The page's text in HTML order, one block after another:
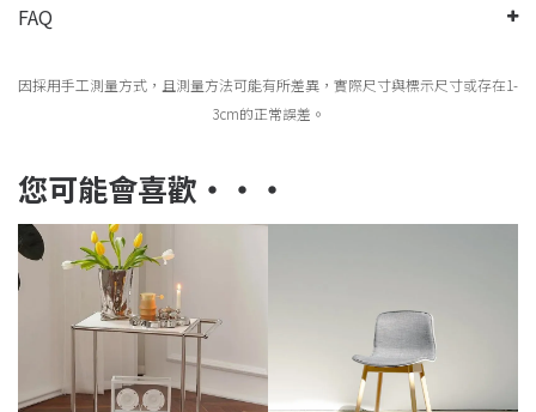
FAQ
因採用手工測量方式，且測量方法可能有所差異，實際尺寸與標示尺寸或存在1-
3cm的正常誤差。
您可能會喜歡‧‧‧